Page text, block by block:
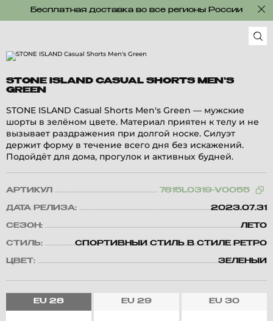
Бесплатная доставка во все регионы России
STONE ISLAND CASUAL SHORTS MEN'S
GREEN
STONE ISLAND Casual Shorts Men's Green — мужские
шорты в зелёном цвете. Материал приятен к телу и не
вызывает раздражения при долгой носке. Силуэт
держит форму в течение всего дня без искажений.
Подойдёт для дома, прогулок и активных будней.
АРТИКУЛ 7815L0319-V0055
ДАТА РЕЛИЗА: 2023.07.31
СЕЗОН: ЛЕТО
СТИЛЬ: СПОРТИВНЫЙ СТИЛЬ В СТИЛЕ РЕТРО
ЦВЕТ: ЗЕЛЕНЫЙ
EU 28 EU 29 EU 30